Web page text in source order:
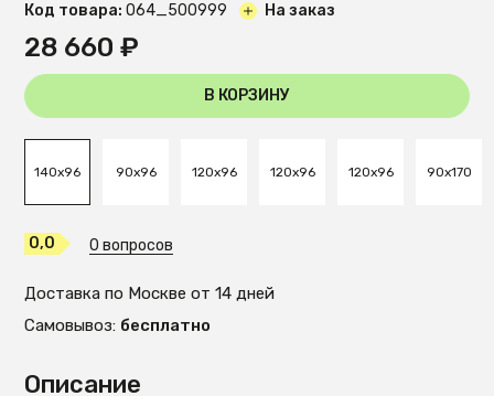
Описание
Код товара: O64_500999 На заказ
28 660 ₽
В КОРЗИНУ
140x96 90x96 120x96 120x96 120x96 90x170
0,0 0 вопросов
Доставка по Москве от 14 дней
Самовывоз: бесплатно